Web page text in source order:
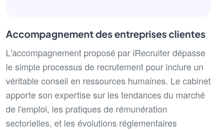
Accompagnement des entreprises clientes
L'accompagnement proposé par iRecruiter dépasse
le simple processus de recrutement pour inclure un
véritable conseil en ressources humaines. Le cabinet
apporte son expertise sur les tendances du marché
de l'emploi, les pratiques de rémunération
sectorielles, et les évolutions réglementaires